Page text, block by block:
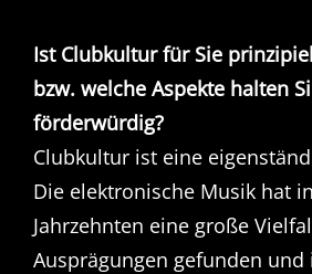
Ist Clubkultur für Sie
bzw. welche Aspekte halten
förderwürdig?
Clubkultur ist eine
Die elektronische Musik hat
Jahrzehnten eine große
Ausprägungen gefunden